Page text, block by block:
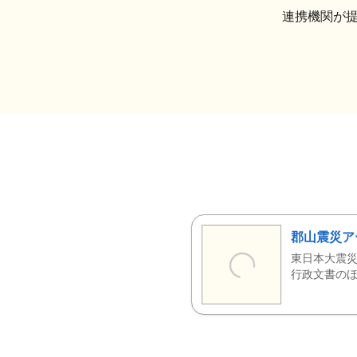
連携機関が
郡山震災
東日本大震
行政文書の